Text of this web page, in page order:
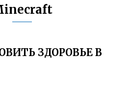
ЗДОРОВЬЕ В